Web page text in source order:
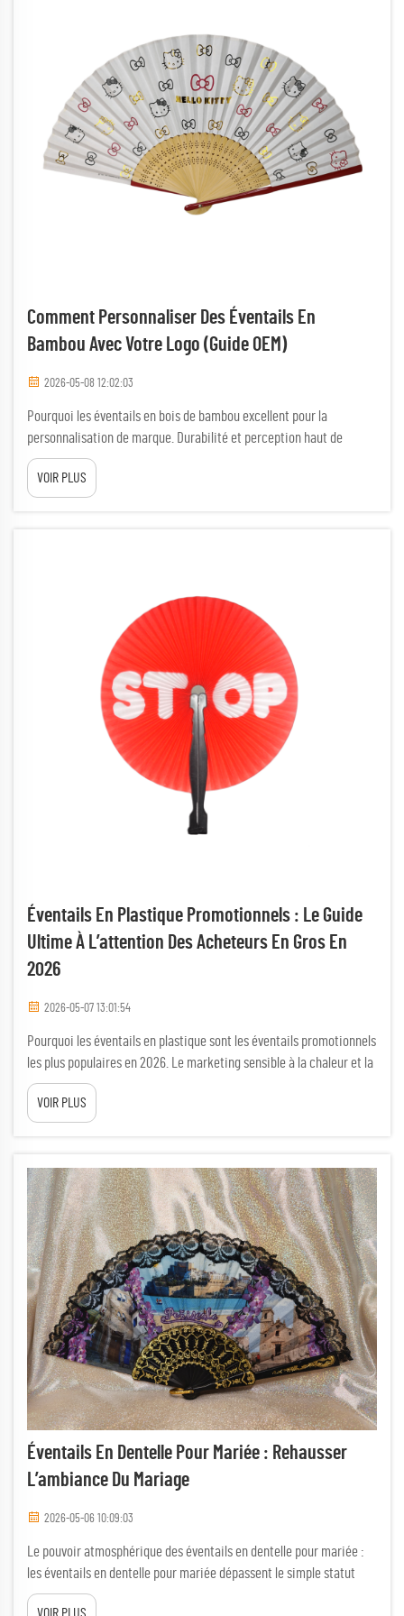
Comment Personnaliser Des Éventails En
Bambou Avec Votre Logo (guide OEM)
2026-05-08 12:02:03
Pourquoi les éventails en bois de bambou excellent pour la
personnalisation de marque. Durabilité et perception haut de
gamme renforcent l’alignement avec la marque. Les marques
recherchant des articles promotionnels respectueux de
l’environnement choisissent de plus en plus les éventails en bois de
VOIR PLUS
Éventails En Plastique Promotionnels : Le Guide
Ultime À L’attention Des Acheteurs En Gros En
2026
2026-05-07 13:01:54
Pourquoi les éventails en plastique sont les éventails promotionnels
les plus populaires en 2026. Le marketing sensible à la chaleur et la
résurgence des événements en extérieur stimulent la demande. À
mesure que les températures mondiales augmentent, le marketing
sensible à la chaleur a évolué d’une tactique de niche vers une
VOIR PLUS
Éventails En Dentelle Pour Mariée : Rehausser
L’ambiance Du Mariage
2026-05-06 10:09:03
Le pouvoir atmosphérique des éventails en dentelle pour mariée :
les éventails en dentelle pour mariée dépassent le simple statut
d’accessoires, exerçant un pouvoir atmosphérique distinct lors des